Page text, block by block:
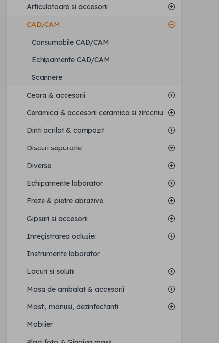
Articulatoare si accesorii
CAD/CAM
Consumabile CAD/CAM
Echipamente CAD/CAM
Scannere
Ceara & accesorii
Ceramica & accesorii ceramica si zirconiu
Dinti acrilat & compozit
Discuri separatie
Diverse
Echipamente laborator
Freze & pietre abrazive
Gipsuri si accesorii
Inregistrarea ocluziei
Instrumente laborator
Lacuri si solutii
Masa de ambalat & accesorii
Masti, manusi, dezinfectanti
Mobilier